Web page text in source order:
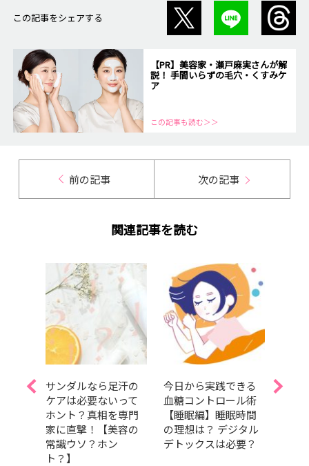
この記事をシェアする
【PR】美容家・瀬戸麻実さんが解
説！ 手間いらずの毛穴・くすみケ
ア
この記事も読む＞＞
前の記事 次の記事
関連記事を読む
サンダルなら足汗の
ケアは必要ないって
ホント？真相を専門
家に直撃！【美容の
常識ウソ？ホン
ト？】
今日から実践できる
血糖コントロール術
【睡眠編】睡眠時間
の理想は？ デジタル
デトックスは必要？
中川